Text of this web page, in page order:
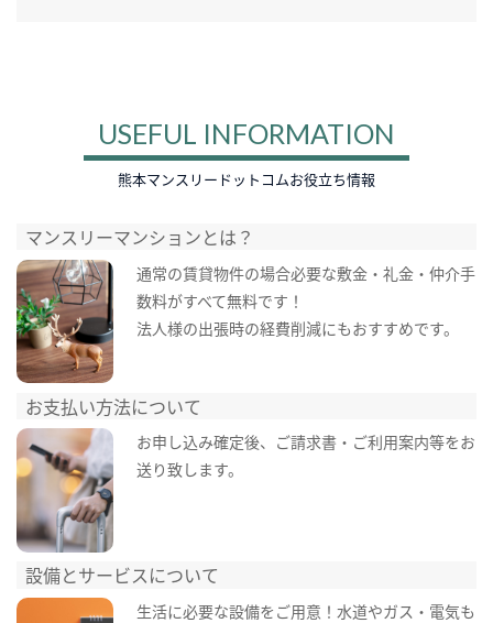
USEFUL INFORMATION
熊本マンスリードットコムお役立ち情報
マンスリーマンションとは？
通常の賃貸物件の場合必要な敷金・礼金・仲介手
数料がすべて無料です！
法人様の出張時の経費削減にもおすすめです。
お支払い方法について
お申し込み確定後、ご請求書・ご利用案内等をお
送り致します。
設備とサービスについて
生活に必要な設備をご用意！水道やガス・電気も